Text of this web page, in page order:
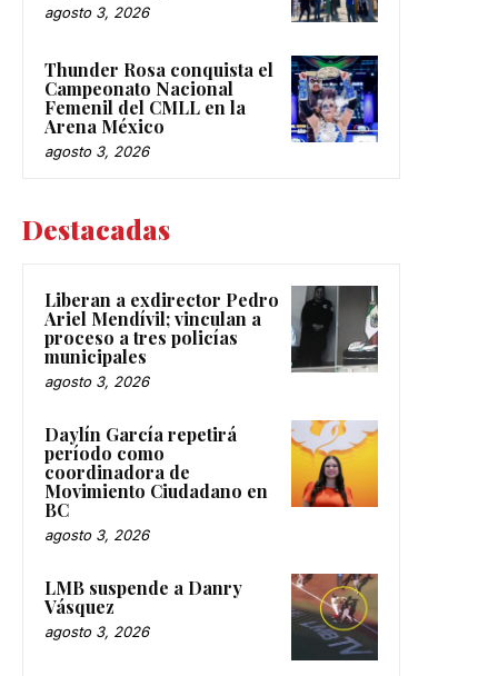
agosto 3, 2026
Thunder Rosa conquista el
Campeonato Nacional
Femenil del CMLL en la
Arena México
agosto 3, 2026
Destacadas
Liberan a exdirector Pedro
Ariel Mendívil; vinculan a
proceso a tres policías
municipales
agosto 3, 2026
Daylín García repetirá
período como
coordinadora de
Movimiento Ciudadano en
BC
agosto 3, 2026
LMB suspende a Danry
Vásquez
agosto 3, 2026